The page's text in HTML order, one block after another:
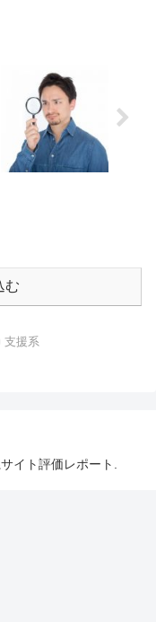
む
支援系
イト評価レポート.